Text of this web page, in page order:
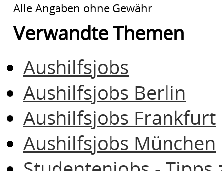
Alle Angaben ohne Gewähr
Verwandte Themen
Aushilfsjobs
Aushilfsjobs Berlin
Aushilfsjobs Frankfurt
Aushilfsjobs München